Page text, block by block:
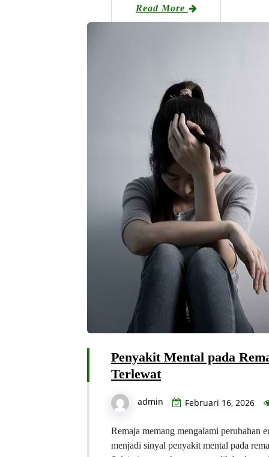
Read More
Penyakit Mental pada
Terlewat
admin Februari 16, 2026
Remaja memang mengalami perubahan
menjadi sinyal penyakit mental pada